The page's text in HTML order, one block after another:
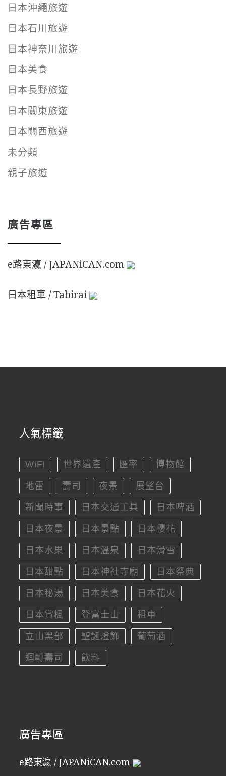
日本沖繩旅遊
日本石川旅遊
日本神奈川旅遊
日本美食
日本長野旅遊
日本關東旅遊
日本關西旅遊
未分類
親子旅遊
廣告專區
e路東瀛 / JAPANiCAN.com
日本租車 / Tabirai
人氣標籤
WiFi 世界遺產 匯率 博物館
地雷 壽司 夜景 展望台
新聞時事 日本交通工具 日本啤酒
日本夜景 日本景點 日本櫻花
日本水果 日本溫泉 日本滑雪
日本甜點 日本神社寺廟 日本祭典
日本秘湯 日本美食 日本花火
日本賞楓 登富士山 租車
立山黑部 聖誕燈飾 葡萄酒
迴轉壽司 飲料
廣告專區
e路東瀛 / JAPANiCAN.com